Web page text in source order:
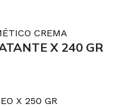
CREMA
X 240 GR
X 250 GR